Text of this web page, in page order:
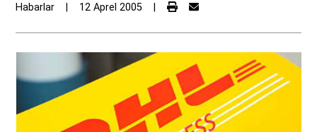
Habarlar 12 Aprel 2005